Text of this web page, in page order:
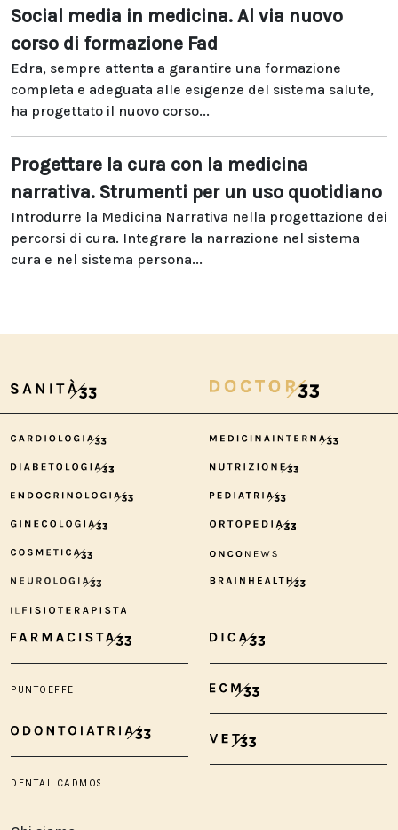
Social media in medicina. Al via nuovo
corso di formazione Fad
Edra, sempre attenta a garantire una formazione
completa e adeguata alle esigenze del sistema salute,
ha progettato il nuovo corso...
Progettare la cura con la medicina
narrativa. Strumenti per un uso quotidiano
Introdurre la Medicina Narrativa nella progettazione dei
percorsi di cura. Integrare la narrazione nel sistema
cura e nel sistema persona...